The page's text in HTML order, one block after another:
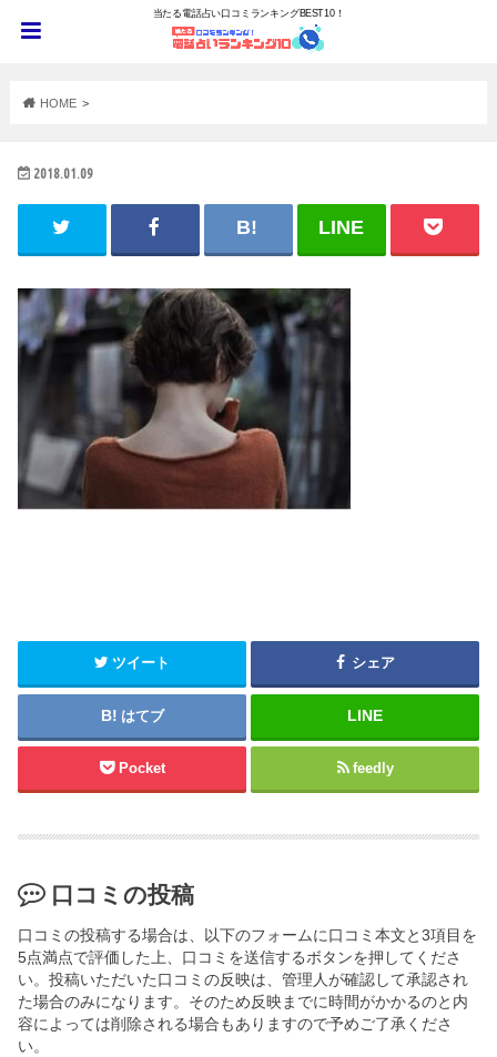
当たる電話占い口コミランキングBEST10！
HOME
2018.01.09
ツイート シェア
はてブ
Pocket feedly
口コミの投稿
口コミの投稿する場合は、以下のフォームに口コミ本文と3項目を
5点満点で評価した上、口コミを送信するボタンを押してくださ
い。投稿いただいた口コミの反映は、管理人が確認して承認され
た場合のみになります。そのため反映までに時間がかかるのと内
容によっては削除される場合もありますので予めご了承くださ
い。